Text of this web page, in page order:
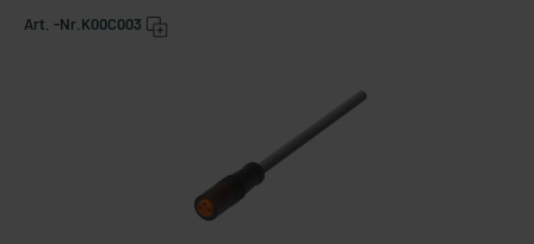
Art. -Nr. K00C003